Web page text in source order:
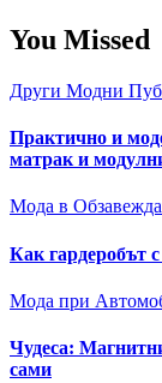
You Missed
Други Модни
Практично и
матрак и
Мода в
Как гардеробът
Мода при
Чудеса:
сами